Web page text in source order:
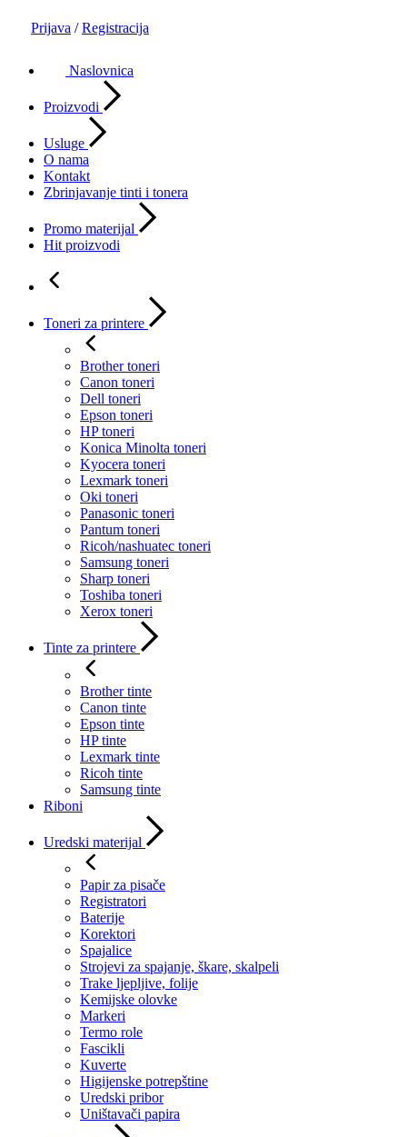
Prijava / Registracija
Naslovnica
Proizvodi
Usluge
O nama
Kontakt
Zbrinjavanje tinti i tonera
Promo materijal
Hit proizvodi
Toneri za printere
Brother toneri
Canon toneri
Dell toneri
Epson toneri
HP toneri
Konica Minolta toneri
Kyocera toneri
Lexmark toneri
Oki toneri
Panasonic toneri
Pantum toneri
Ricoh/nashuatec toneri
Samsung toneri
Sharp toneri
Toshiba toneri
Xerox toneri
Tinte za printere
Brother tinte
Canon tinte
Epson tinte
HP tinte
Lexmark tinte
Ricoh tinte
Samsung tinte
Riboni
Uredski materijal
Papir za pisače
Registratori
Baterije
Korektori
Spajalice
Strojevi za spajanje, škare, skalpeli
Trake ljepljive, folije
Kemijske olovke
Markeri
Termo role
Fascikli
Kuverte
Higijenske potrepštine
Uredski pribor
Uništavači papira